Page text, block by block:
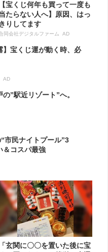
【宝くじ何年も買って一度も
たらない人へ】原因、はっ
きりしてます
同会社デジタルファーム AD
】宝くじ運が動く時、必
AD
”駅近リゾート”へ。
“市民ナイトプール”3
コスパ最強
「玄関に〇〇を置いた後に宝